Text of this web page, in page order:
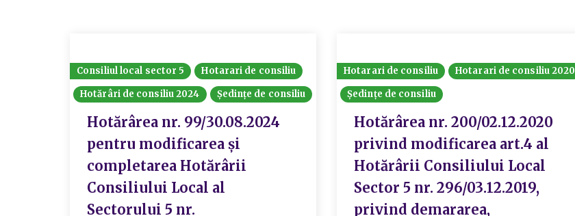
Consiliul local sector 5
Hotarari de consiliu
Hotărâri de consiliu 2024
Ședințe de consiliu
Hotărârea nr. 99/30.08.2024
pentru modificarea și
completarea Hotărârii
Consiliului Local al
Sectorului 5 nr.
Hotarari de consiliu
Hotarari de consiliu 2020
Ședințe de consiliu
Hotărârea nr. 200/02.12.2020
privind modificarea art.4 al
Hotărârii Consiliului Local
Sector 5 nr. 296/03.12.2019,
privind demararea,